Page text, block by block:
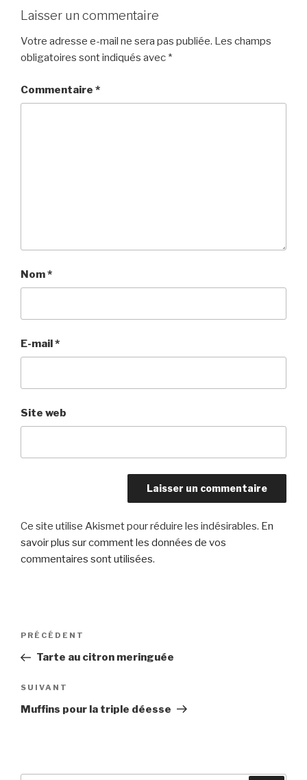
Laisser un commentaire
Votre adresse e-mail ne sera pas publiée. Les champs
obligatoires sont indiqués avec *
Commentaire *
Nom*
E-mail*
Site web
Ce site utilise Akismet pour réduire les indésirables. En
savoir plus sur comment les données de vos
commentaires sont utilisées.
Navigation
l’article
Article
précédent
PRÉCÉDENT
Tarte au citron meringuée
Article
suivant
SUIVANT
Muffins pour la triple déesse